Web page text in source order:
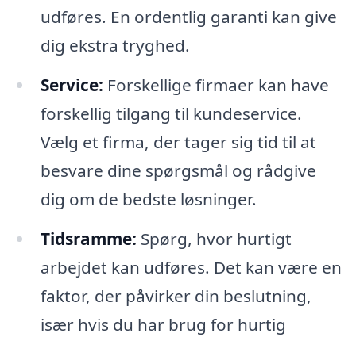
udføres. En ordentlig garanti kan give
dig ekstra tryghed.
Service: Forskellige firmaer kan have
forskellig tilgang til kundeservice.
Vælg et firma, der tager sig tid til at
besvare dine spørgsmål og rådgive
dig om de bedste løsninger.
Tidsramme: Spørg, hvor hurtigt
arbejdet kan udføres. Det kan være en
faktor, der påvirker din beslutning,
især hvis du har brug for hurtig